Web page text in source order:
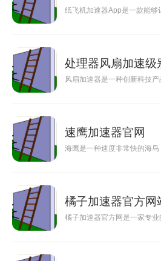
纸飞机加速器App是一款能
处理器风扇加速级
风扇加速器是一种创新科技
速鹰加速器官网
海鹰是一种速度非常快的海
橘子加速器官方网
橘子加速器官方网是一家专